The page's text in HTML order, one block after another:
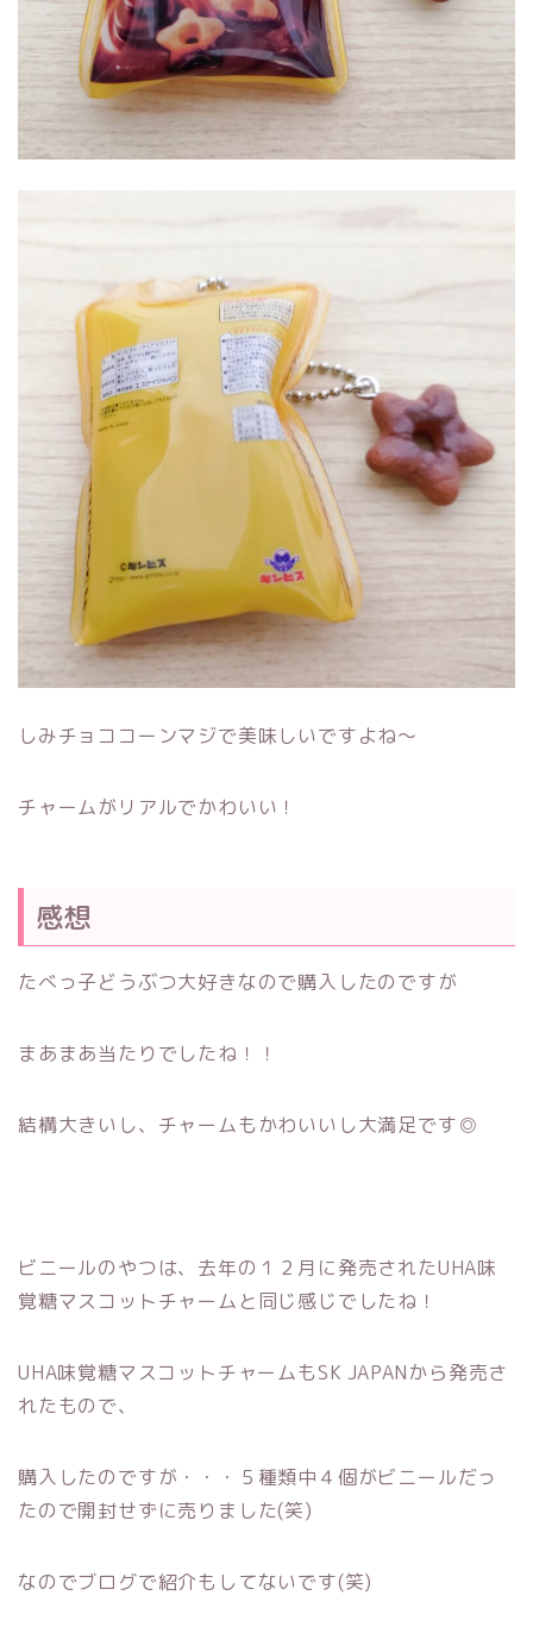
しみチョココーンマジで美味しいですよね～
チャームがリアルでかわいい！
感想
たべっ子どうぶつ大好きなので購入したのですが
まあまあ当たりでしたね！！
結構大きいし、チャームもかわいいし大満足です◎
ビニールのやつは、去年の１２月に発売されたUHA味
覚糖マスコットチャームと同じ感じでしたね！
UHA味覚糖マスコットチャームもSK JAPANから発売さ
れたもので、
購入したのですが・・・５種類中４個がビニールだっ
たので開封せずに売りました(笑)
なのでブログで紹介もしてないです(笑)